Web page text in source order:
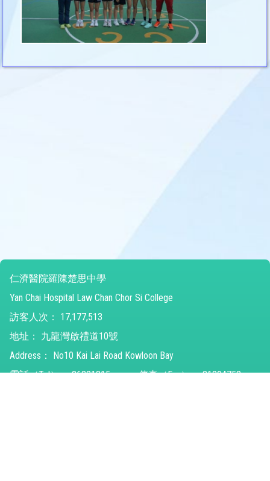
仁濟醫院羅陳楚思中學
Yan Chai Hospital Law Chan Chor Si College
訪客人次：
17,177,513
地址：
九龍灣啟禮道10號
Address：
No10 Kai Lai Road Kowloon Bay
電話（Tel）： 26821315 傳真（Fax）： 31294752